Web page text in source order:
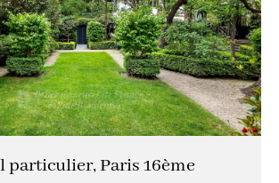
particulier, Paris 16ème